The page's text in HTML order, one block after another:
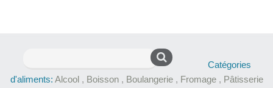
Catégories
d'aliments: Alcool , Boisson, Boulangerie, Fromage, Pâtisserie